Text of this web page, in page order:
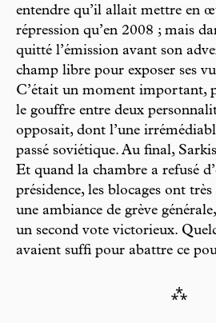
entendre qu’il allait mettre en
répression qu’en 2008 ; mais
quitté l’émission avant son
champ libre pour exposer ses
C’était un moment important,
le gouffre entre deux
opposait, dont l’une
passé soviétique. Au final,
Et quand la chambre a refusé
présidence, les blocages ont
une ambiance de grève
un second vote victorieux.
avaient suffi pour abattre ce
⁂